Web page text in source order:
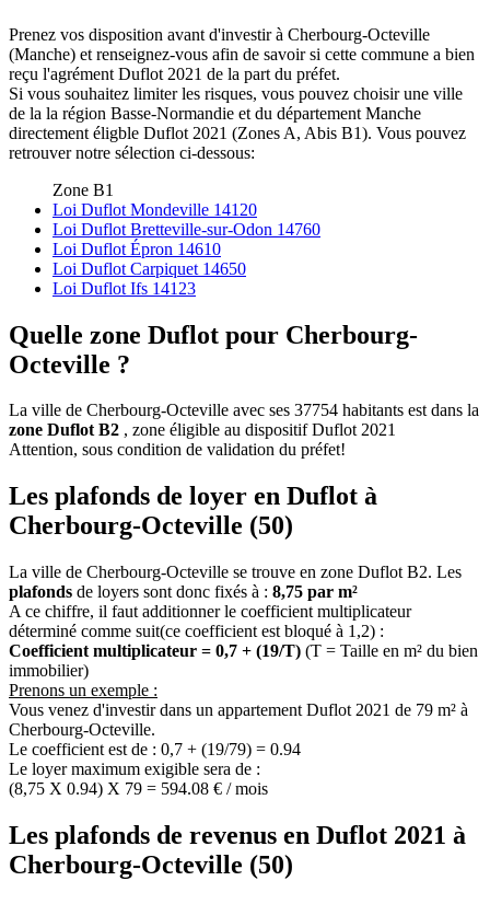
Prenez vos disposition avant d'investir à Cherbourg-Octeville
(Manche) et renseignez-vous afin de savoir si cette commune a bien
reçu l'agrément Duflot 2021 de la part du préfet.
Si vous souhaitez limiter les risques, vous pouvez choisir une ville
de la la région Basse-Normandie et du département Manche
directement éligble Duflot 2021 (Zones A, Abis B1). Vous pouvez
retrouver notre sélection ci-dessous:
Zone B1
Loi Duflot Mondeville 14120
Loi Duflot Bretteville-sur-Odon 14760
Loi Duflot Épron 14610
Loi Duflot Carpiquet 14650
Loi Duflot Ifs 14123
Quelle zone Duflot pour Cherbourg-
Octeville ?
La ville de Cherbourg-Octeville avec ses 37754 habitants est dans la
zone Duflot B2 , zone éligible au dispositif Duflot 2021
Attention, sous condition de validation du préfet!
Les plafonds de loyer en Duflot à
Cherbourg-Octeville (50)
La ville de Cherbourg-Octeville se trouve en zone Duflot B2. Les
plafonds de loyers sont donc fixés à : 8,75 par m²
A ce chiffre, il faut additionner le coefficient multiplicateur
déterminé comme suit(ce coefficient est bloqué à 1,2) :
Coefficient multiplicateur = 0,7 + (19/T) (T = Taille en m² du bien
immobilier)
Prenons un exemple :
Vous venez d'investir dans un appartement Duflot 2021 de 79 m² à
Cherbourg-Octeville.
Le coefficient est de : 0,7 + (19/79) = 0.94
Le loyer maximum exigible sera de :
(8,75 X 0.94) X 79 = 594.08 € / mois
Les plafonds de revenus en Duflot 2021 à
Cherbourg-Octeville (50)